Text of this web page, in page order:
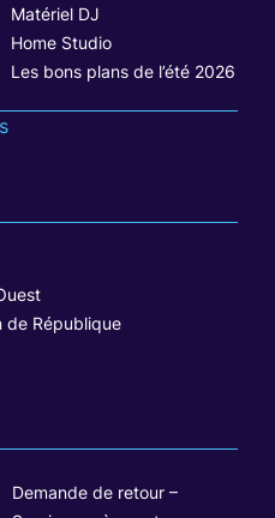
Matériel DJ
Home Studio
Les bons plans de l’été 2026
de République
Demande de retour –